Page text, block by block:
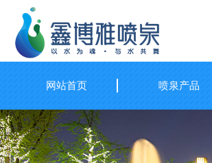
网站首页 喷泉产品